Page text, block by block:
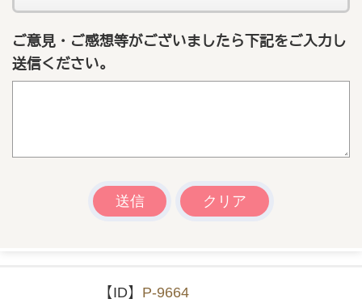
ご意見・ご感想等がございましたら下記をご入力し
送信ください。
【ID】 P-9664